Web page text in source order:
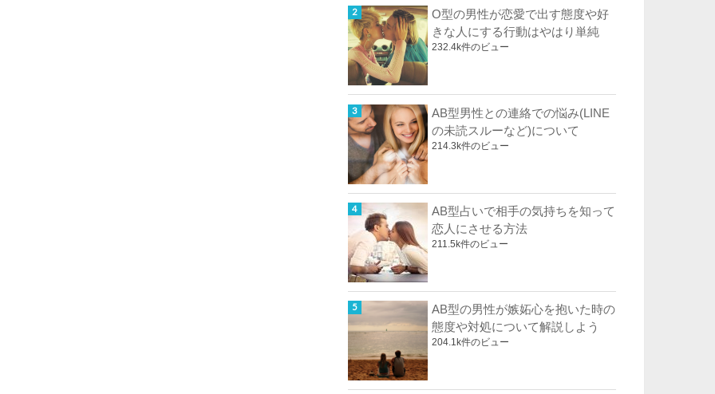
O型の男性が恋愛で出す態度や好
きな人にする行動はやはり単純
232.4k件のビュー
AB型男性との連絡での悩み(LINE
の未読スルーなど)について
214.3k件のビュー
AB型占いで相手の気持ちを知って
恋人にさせる方法
211.5k件のビュー
AB型の男性が嫉妬心を抱いた時の
態度や対処について解説しよう
204.1k件のビュー